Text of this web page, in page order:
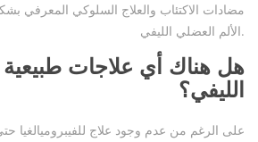
مضادات الاكتئاب والعلاج السلوكي المعرفي
الألم العضلي الليفي.
هل هناك أي علاجات طبيعية
الليفي؟
على الرغم من عدم وجود علاج للفيبروميالغيا